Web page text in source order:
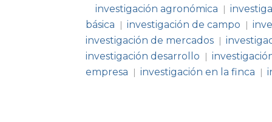
investigación agronómica |
básica
| investigación de campo |
investigación de mercados |
investigación desarrollo
|
empresa
| investigación en la finca |